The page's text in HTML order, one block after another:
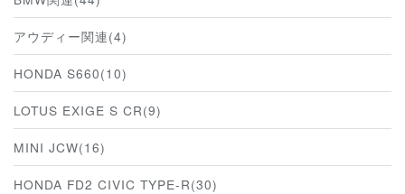
アウディー関連(4)
HONDA S660(10)
LOTUS EXIGE S CR(9)
MINI JCW(16)
HONDA FD2 CIVIC TYPE-R(30)